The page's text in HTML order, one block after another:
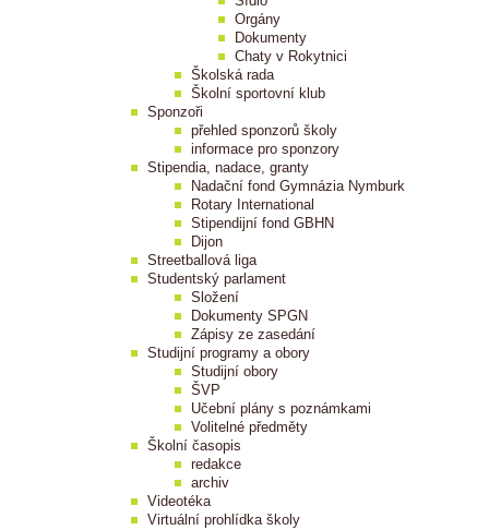
Orgány
Dokumenty
Chaty v Rokytnici
Školská rada
Školní sportovní klub
Sponzoři
přehled sponzorů školy
informace pro sponzory
Stipendia, nadace, granty
Nadační fond Gymnázia Nymburk
Rotary International
Stipendijní fond GBHN
Dijon
Streetballová liga
Studentský parlament
Složení
Dokumenty SPGN
Zápisy ze zasedání
Studijní programy a obory
Studijní obory
ŠVP
Učební plány s poznámkami
Volitelné předměty
Školní časopis
redakce
archiv
Videotéka
Virtuální prohlídka školy